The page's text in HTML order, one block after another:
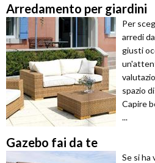
Arredamento per giardini
Per
arredi
giusti
spazio
Capire
...
Gazebo fai da te
Se si ha